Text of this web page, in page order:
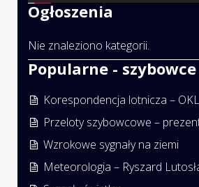
Ogłoszenia
Nie znaleziono kategorii.
Popularne - szybowce
Korespondencja lotnicza –
Przeloty szybowcowe –
Wzrokowe sygnały na ziemi
Meteorologia – Ryszard